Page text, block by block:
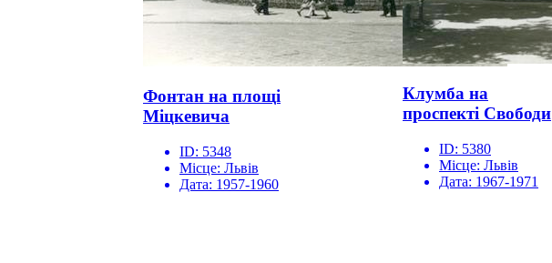
Фонтан на площі
Міцкевича
ID: 5348
Місце: Львів
Дата: 1957-1960
Клумба на
проспекті Свободи
ID: 5380
Місце: Львів
Дата: 1967-1971